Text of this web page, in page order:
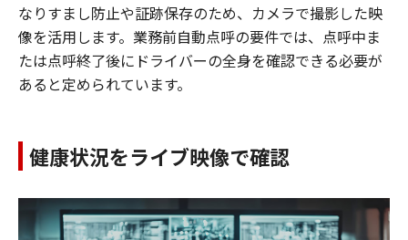
なりすまし防止や証跡保存のため、カメラで撮影した映
像を活用します。業務前自動点呼の要件では、点呼中ま
たは点呼終了後にドライバーの全身を確認できる必要が
あると定められています。
健康状況をライブ映像で確認